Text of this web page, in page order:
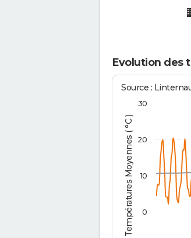
Evolution des
Températures Moyennes ( °C )
Source :
0
10
20
30